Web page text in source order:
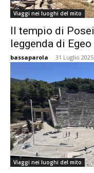
Viaggi nei luoghi del mito
Il tempio di
leggenda di Egeo
bassaparola - 31 Luglio 2025
Viaggi nei luoghi del mito